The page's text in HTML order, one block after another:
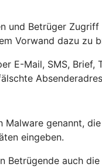
und Betrüger
Vorwand dazu zu
E-Mail, SMS,
Malware genannt,
eingeben.
Betrügende auch